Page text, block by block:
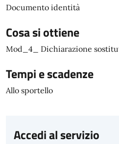
Documento identità
Cosa si ottiene
Mod_4_ Dichiarazione
Tempi e scadenze
Allo sportello
Accedi al servizio